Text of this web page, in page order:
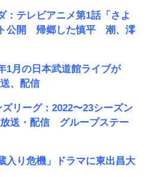
：テレビアニメ第1話「さよ
公開 帰郷した慎平 潮、澪
1月の日本武道館ライブが
、配信
リーグ：2022〜23シーズン
放送・配信 グループステー
入り危機」ドラマに東出昌大